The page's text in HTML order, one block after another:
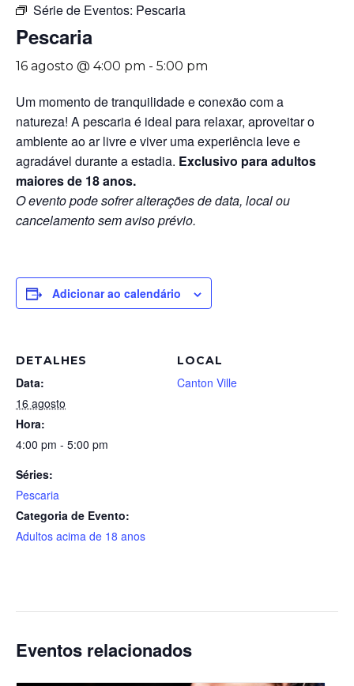
Série de Eventos: Pescaria
Pescaria
16 agosto @ 4:00 pm - 5:00 pm
Um momento de tranquilidade e conexão com a
natureza! A pescaria é ideal para relaxar, aproveitar o
ambiente ao ar livre e viver uma experiência leve e
agradável durante a estadia. Exclusivo para adultos
maiores de 18 anos.
O evento pode sofrer alterações de data, local ou
cancelamento sem aviso prévio.
Adicionar ao calendário
DETALHES
Data:
16 agosto
Hora:
4:00 pm - 5:00 pm
Séries:
Pescaria
Categoria de Evento:
Adultos acima de 18 anos
LOCAL
Canton Ville
Eventos relacionados